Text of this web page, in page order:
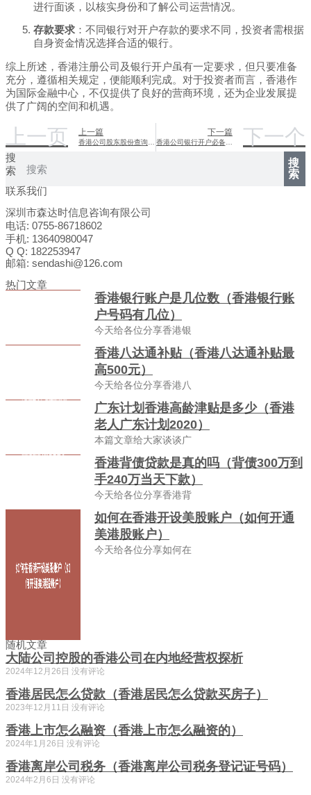
进行面谈，以核实身份和了解公司运营情况。
存款要求 ：不同银行对开户存款的要求不同，投资者需根据
自身资金情况选择合适的银行。
综上所述，香港注册公司及银行开户虽有一定要求，但只要准备
充分，遵循相关规定，便能顺利完成。对于投资者而言，香港作
为国际金融中心，不仅提供了良好的营商环境，还为企业发展提
供了广阔的空间和机遇。
上一页 上一篇
香港公司股东股份查询指南
下一篇
香港公司银行开户必备资料清单 下一个
搜
索
搜
索
联系我们
深圳市森达时信息咨询有限公司
电话: 0755-86718602
手机: 13640980047
Q Q: 182253947
邮箱: sendashi@126.com
热门文章
香港银行账户是几位数（香港银行账
户号码有几位）
今天给各位分享香港银
香港八达通补贴（香港八达通补贴最
高500元）
今天给各位分享香港八
广东计划香港高龄津贴是多少（香港
老人广东计划2020）
本篇文章给大家谈谈广
香港背债贷款是真的吗（背债300万到
手240万当天下款）
今天给各位分享香港背
如何在香港开设美股账户（如何开通
美港股账户）
今天给各位分享如何在
随机文章
大陆公司控股的香港公司在内地经营权探析
2024年12月26日 没有评论
香港居民怎么贷款（香港居民怎么贷款买房子）
2023年12月11日 没有评论
香港上市怎么融资（香港上市怎么融资的）
2024年1月26日 没有评论
香港离岸公司税务（香港离岸公司税务登记证号码）
2024年2月6日 没有评论